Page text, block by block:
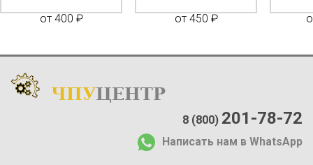
от 400 ₽ от 450 ₽
ЧПУЦЕНТР
Доставка и оплата
8 (800) 201-78-72
Написать нам в WhatsApp